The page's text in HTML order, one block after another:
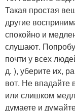
Такая простая
другие
спокойно и
слушают.
почти у всех
д. ), уберите их,
вот. Не впадайте
или слишком
думаете и